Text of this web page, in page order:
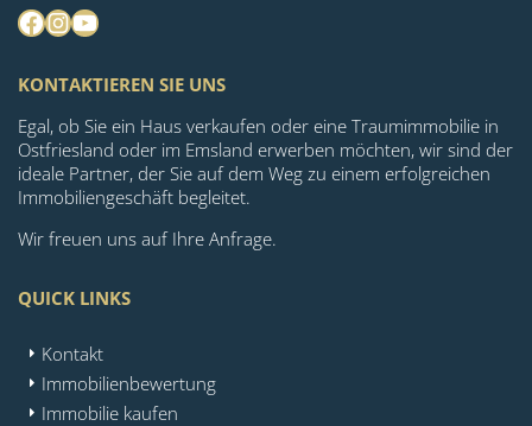
Facebook
Instagram
YouTube
KONTAKTIEREN SIE UNS
Egal, ob Sie ein Haus verkaufen oder eine Traumimmobilie in
Ostfriesland oder im Emsland erwerben möchten, wir sind der
ideale Partner, der Sie auf dem Weg zu einem erfolgreichen
Immobiliengeschäft begleitet.
Wir freuen uns auf Ihre Anfrage.
QUICK LINKS
Kontakt
Immobilienbewertung
Immobilie kaufen